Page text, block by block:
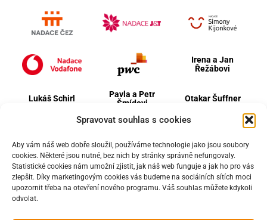
Spravovat souhlas s cookies
Aby vám náš web dobře sloužil, používáme technologie jako jsou soubory
cookies. Některé jsou nutné, bez nich by stránky správně nefungovaly.
Statistické cookies nám umožní zjistit, jak náš web funguje a jak ho pro vás
zlepšit. Díky marketingovým cookies vás budeme na sociálních sítích moci
upozornit třeba na otevření nového programu. Váš souhlas můžete kdykoli
odvolat.
Irena a Jan
Řežábovi
Lukáš Schirl
Pavla a Petr
Šmídovi
Otakar Šuffner
Srdečně děkujeme všem dárcům a
dárkyním,
kteří nás za poslední dva roky
podpořili částkou 100 tis. Kč a více